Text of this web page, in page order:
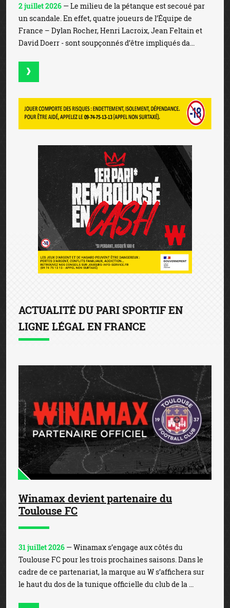
2 juillet 2026 — Le milieu de la pétanque est secoué par
un scandale. En effet, quatre joueurs de l’Équipe de
France – Dylan Rocher, Henri Lacroix, Jean Feltain et
David Doerr - sont soupçonnés d’être impliqués da...
ACTUALITÉ DU PARI SPORTIF EN
LIGNE LÉGAL EN FRANCE
Winamax devient partenaire du
Toulouse FC
31 juillet 2026 — Winamax s’engage aux côtés du
Toulouse FC pour les trois prochaines saisons. Dans le
cadre de ce partenariat, la marque au W s’affichera sur
le haut du dos de la tunique officielle du club de la ...